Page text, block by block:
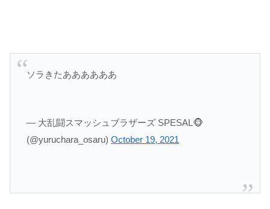
ソラきたああああああ
— 大乱闘スマッシュブラザーズ SPESAL🐵
(@yuruchara_osaru) October 19, 2021